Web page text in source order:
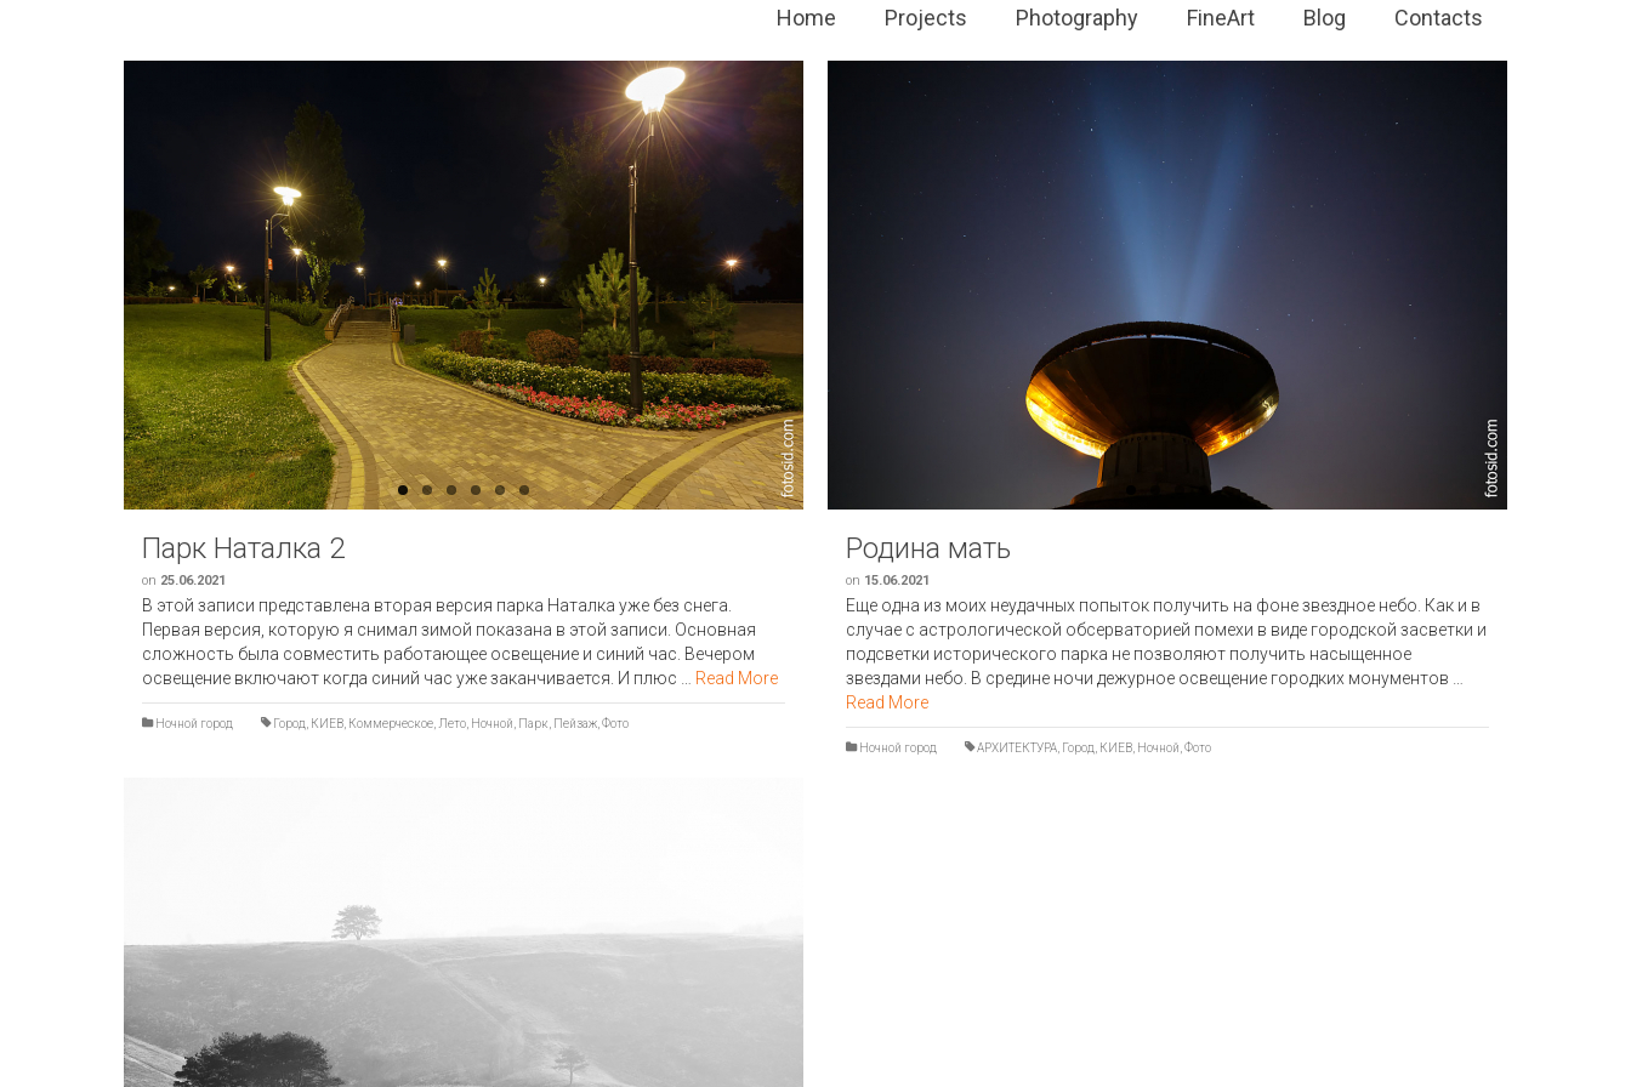
Home Projects Photography FineArt Blog Contacts
Парк Наталка 2
on 25.06.2021
В этой записи представлена вторая версия парка Наталка уже без снега.
Первая версия, которую я снимал зимой показана в этой записи. Основная
сложность была совместить работающее освещение и синий час. Вечером
освещение включают когда синий час уже заканчивается. И плюс … Read More
Ночной город Город КИЕВ Коммерческое Лето Ночной Парк Пейзаж Фото
Родина мать
on 15.06.2021
Еще одна из моих неудачных попыток получить на фоне звездное небо. Как и в
случае с астрологической обсерваторией помехи в виде городской засветки и
подсветки исторического парка не позволяют получить насыщенное
звездами небо. В средине ночи дежурное освещение городких монументов …
Read More
Ночной город АРХИТЕКТУРА Город КИЕВ Ночной Фото